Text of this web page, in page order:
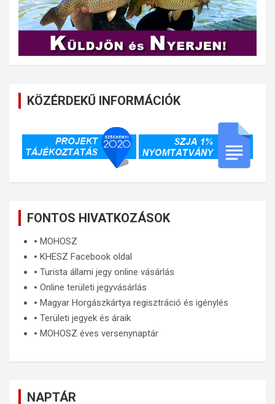
KÖZÉRDEKŰ INFORMÁCIÓK
FONTOS HIVATKOZÁSOK
🞄 MOHOSZ
🞄 KHESZ Facebook oldal
🞄 Turista állami jegy online vásárlás
🞄 Online területi jegyvásárlás
🞄 Magyar Horgászkártya regisztráció és igénylés
🞄 Területi jegyek és áraik
🞄 MOHOSZ éves versenynaptár
NAPTÁR